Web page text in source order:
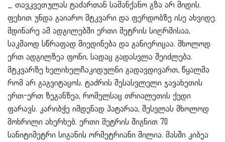
_ თავკვეთულას ტაძართან სამანქანო გზა არ მიდის.
ფეხით უნდა გაიარო მტკვარი და ფერდობზე ისე ახვიდე.
მდინარე ამ ადგილებში ერთი მეტრის სიღრმისაა,
საკმაოდ სწრაფად მიედინება და განიერიცაა. მხოლოდ
ერთ ადგილზეა ფონი, სადაც გადასვლა შეიძლება.
მტკვარზე ხელიხელჩაკიდულნი გადავდივართ, წყალმა
რომ არ გაგვიტაცოს. ტაძრის შესასვლელი ჯავახეთის
ერთ-ერთ ზეგანზეა, რომელსაც თრიალეთის ქედი
ფარავს. კარიბჭე იმდენად პატარაა, შესვლას მხოლოდ
მოხრილი ახერხებ. ერთი მეტრის შიგნით 70
სანიტიმეტრი სიგანის ორმეტრიანი მილია. მასში კიბეა